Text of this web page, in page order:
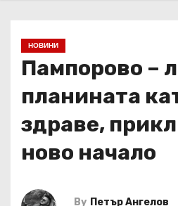
НОВИНИ
Пампорово –
планината
здраве,
ново начало
By Петър Ангелов